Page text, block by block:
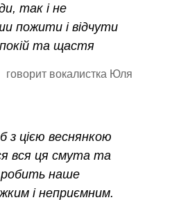
так і не
пожити і відчути
та щастя
говорит вокалистка Юля
з цією веснянкою
вся ця смута та
наше
і неприємним.